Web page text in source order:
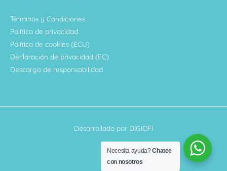
Términos y Condiciones
Política de privacidad
Política de cookies (ECU)
Declaración de privacidad (EC)
Descargo de responsabilidad
Desarrollado por DIGIOFI
Necesita ayuda?Chatee
con nosotros